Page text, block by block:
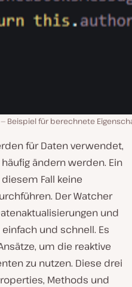
Beispiel für berechnete
für Daten verwendet,
ändern werden. Ein
Fall keine
Der Watcher
und
und schnell. Es
um die reaktive
zu nutzen. Diese drei
Methods und